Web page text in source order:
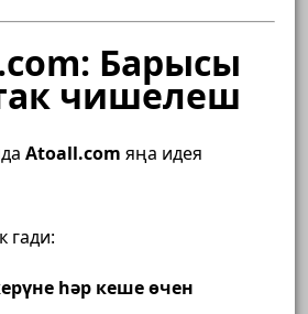
Барысы
чишелеш
Atoall.com яңа идея
гади:
һәр кеше өчен